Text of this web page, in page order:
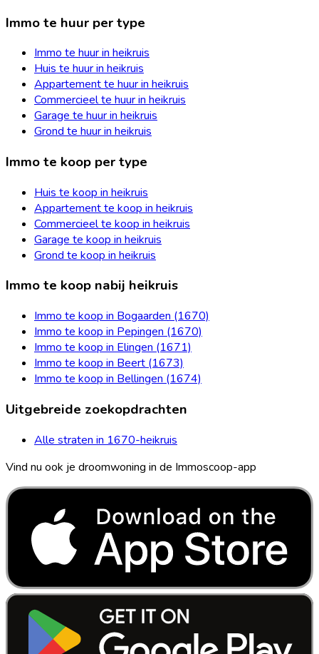
Immo te huur per type
Immo te huur in heikruis
Huis te huur in heikruis
Appartement te huur in heikruis
Commercieel te huur in heikruis
Garage te huur in heikruis
Grond te huur in heikruis
Immo te koop per type
Huis te koop in heikruis
Appartement te koop in heikruis
Commercieel te koop in heikruis
Garage te koop in heikruis
Grond te koop in heikruis
Immo te koop nabij heikruis
Immo te koop in Bogaarden (1670)
Immo te koop in Pepingen (1670)
Immo te koop in Elingen (1671)
Immo te koop in Beert (1673)
Immo te koop in Bellingen (1674)
Uitgebreide zoekopdrachten
Alle straten in 1670-heikruis
Vind nu ook je droomwoning in de Immoscoop-app